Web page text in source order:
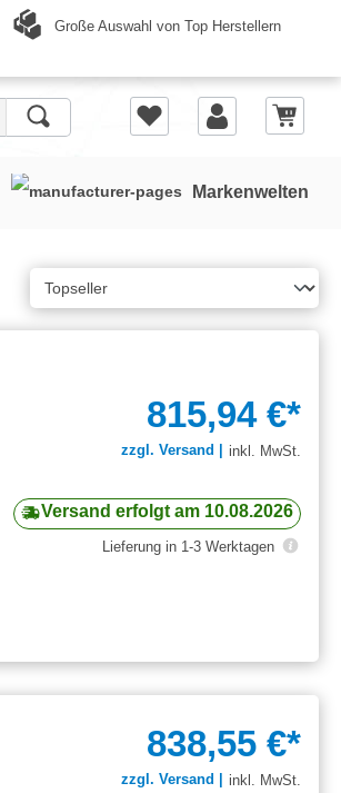
Große Auswahl von Top Herstellern
Markenwelten
815,94 €*
zzgl. Versand | inkl. MwSt.
Versand erfolgt am 10.08.2026
Lieferung in 1-3 Werktagen
838,55 €*
zzgl. Versand | inkl. MwSt.